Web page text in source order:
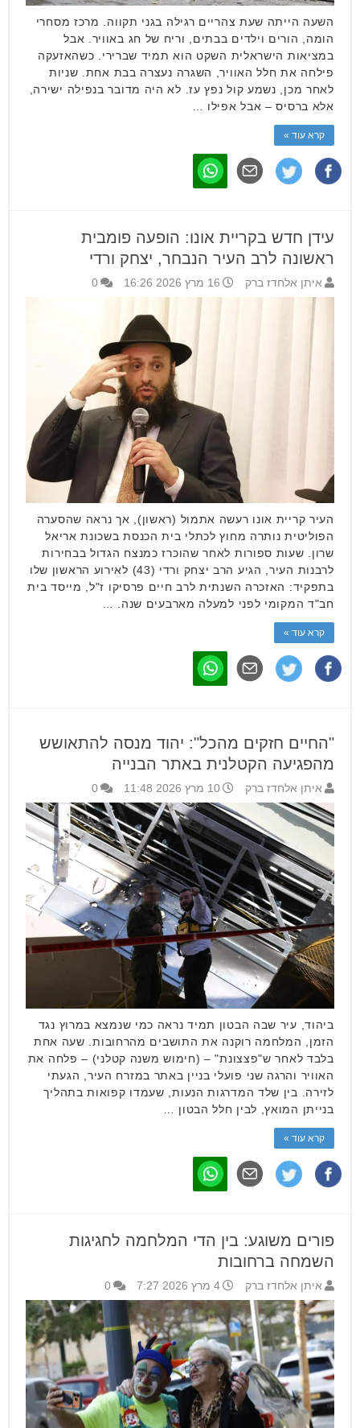
השעה הייתה שעת צהריים רגילה בגני תקווה. מרכז מסחרי
הומה, הורים וילדים בבתים, וריח של חג באוויר. אבל
במציאות הישראלית השקט הוא תמיד שברירי. כשהאזעקה
פילחה את חלל האוויר, השגרה נעצרה בבת אחת. שניות
לאחר מכן, נשמע קול נפץ עז. לא היה מדובר בנפילה ישירה,
אלא ברסיס – אבל אפילו …
קרא עוד »
עידן חדש בקריית אונו: הופעה פומבית
ראשונה לרב העיר הנבחר, יצחק ורדי
איתן אלחדז ברק 16 מרץ 2026 16:26 0
העיר קריית אונו רעשה אתמול (ראשון), אך נראה שהסערה
הפוליטית נותרה מחוץ לכתלי בית הכנסת בשכונת אריאל
שרון. שעות ספורות לאחר שהוכרז כמנצח הגדול בבחירות
לרבנות העיר, הגיע הרב יצחק ורדי (43) לאירוע הראשון שלו
בתפקיד: האזכרה השנתית לרב חיים פרסיקו ז"ל, מייסד בית
חב"ד המקומי לפני למעלה מארבעים שנה. …
קרא עוד »
"החיים חזקים מהכל": יהוד מנסה להתאושש
מהפגיעה הקטלנית באתר הבנייה
איתן אלחדז ברק 10 מרץ 2026 11:48 0
ביהוד, עיר שבה הבטון תמיד נראה כמי שנמצא במרוץ נגד
הזמן, המלחמה רוקנה את התושבים מהרחובות. שעה אחת
בלבד לאחר ש"פצצונת" – (חימוש משנה קטלני) – פלחה את
האוויר והרגה שני פועלי בניין באתר במזרח העיר, הגעתי
לזירה. בין שלד המדרגות הנעות, שעמדו קפואות בתהליך
בנייתן המואץ, לבין חלל הבטון …
קרא עוד »
פורים משוגע: בין הדי המלחמה לחגיגות
השמחה ברחובות
איתן אלחדז ברק 4 מרץ 2026 7:27 0